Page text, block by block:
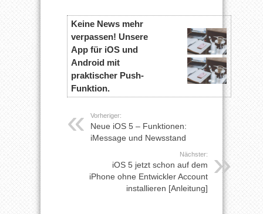
Keine News mehr
verpassen! Unsere
App für iOS und
Android mit
praktischer Push-
Funktion.
Vorheriger:
Neue iOS 5 – Funktionen:
iMessage und Newsstand
Nächster:
iOS 5 jetzt schon auf dem
iPhone ohne Entwickler Account
installieren [Anleitung]